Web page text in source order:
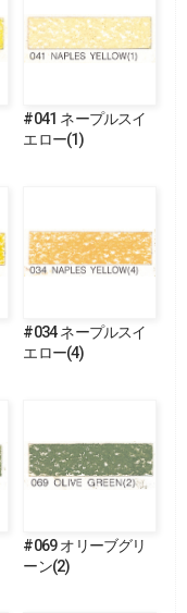
#041 ネープルスイ
エロー(1)
#034 ネープルスイ
エロー(4)
#069 オリーブグリ
ーン(2)